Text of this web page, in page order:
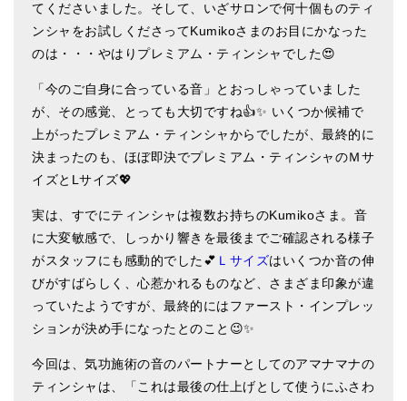
ベーシック・ティンシャ（4種）
ティンシャケース
チベット・真マントラ香
お香定期購入（ラクとくサブスク）
チベット高僧のオラクルカード
シンギングボウル入門本・CD
アウトレット
オリジナルグッズ
ヒーリング・マンダラポスター
てくださいました。そして、いざサロンで何十個ものティ
ンシャをお試しくださってKumikoさまのお目にかなった
のは・・・やはりプレミアム・ティンシャでした😍
「今のご自身に合っている音」とおっしゃっていました
が、その感覚、とっても大切ですね👍✨ いくつか候補で
上がったプレミアム・ティンシャからでしたが、最終的に
決まったのも、ほぼ即決でプレミアム・ティンシャのＭサ
イズとLサイズ💖
実は、すでにティンシャは複数お持ちのKumikoさま。音
に大変敏感で、しっかり響きを最後までご確認される様子
がスタッフにも感動的でした💕 Ｌサイズはいくつか音の伸
びがすばらしく、心惹かれるものなど、さまざま印象が違
っていたようですが、最終的にはファースト・インプレッ
ションが決め手になったとのこと😉✨
今回は、気功施術の音のパートナーとしてのアマナマナの
ティンシャは、「これは最後の仕上げとして使うにふさわ